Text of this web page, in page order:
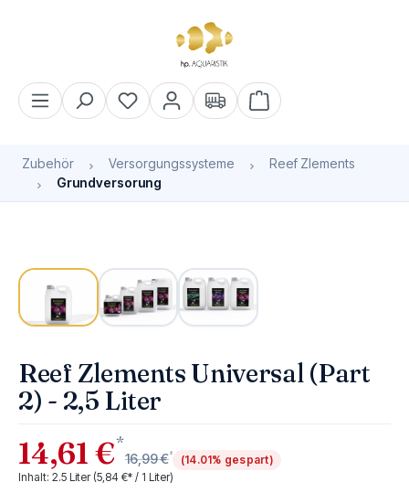
Warenkorb enthält 0
Zubehör Versorgungssysteme
Reef Zlements
Grundversorung
Reef Zlements Universal (Part
2) - 2,5 Liter
14,61 €*
16,99 €*
(14.01% gespart)
Inhalt: 2.5 Liter (5,84 €* / 1 Liter)